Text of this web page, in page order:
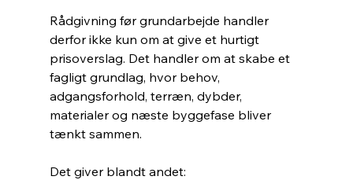
Rådgivning før grundarbejde handler
derfor ikke kun om at give et hurtigt
prisoverslag. Det handler om at skabe et
fagligt grundlag, hvor behov,
adgangsforhold, terræn, dybder,
materialer og næste byggefase bliver
tænkt sammen.
Det giver blandt andet: